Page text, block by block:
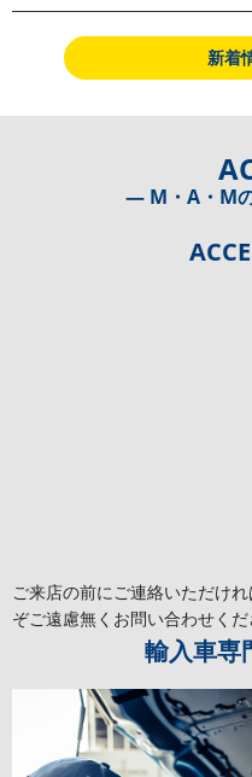
新着
― M・A・M
ご来店の前にご連絡いただけ
ぞご遠慮無くお問い合わせくだ
輸入車専